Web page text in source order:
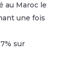
au Maroc le
une fois
sur